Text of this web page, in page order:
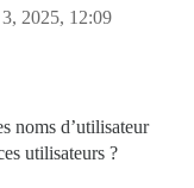
2025, 12:09
noms d’utilisateur
utilisateurs ?